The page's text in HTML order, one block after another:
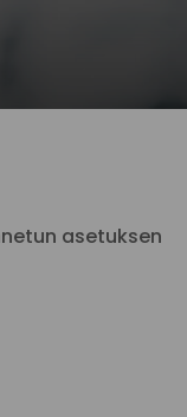
asetuksen